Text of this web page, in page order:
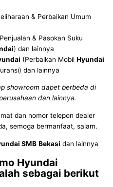
& Perbaikan Umum
& Pasokan Suku
) dan lainnya
(Perbaikan MobilHyundai
dan lainnya
showroom dapet berbeda di
dan lainnya.
dan nomor telepon dealer
semoga bermanfaat, salam.
SMB Bekasi dan lainnya
Hyundai
sebagai berikut